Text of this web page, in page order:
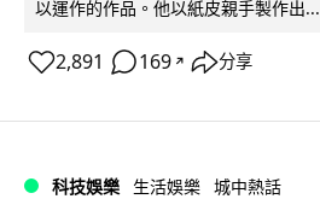
以運作的作品。他以紙皮親手製作出...
2,891 169 ↗ 分享
科技娛樂 生活娛樂 城中熱話